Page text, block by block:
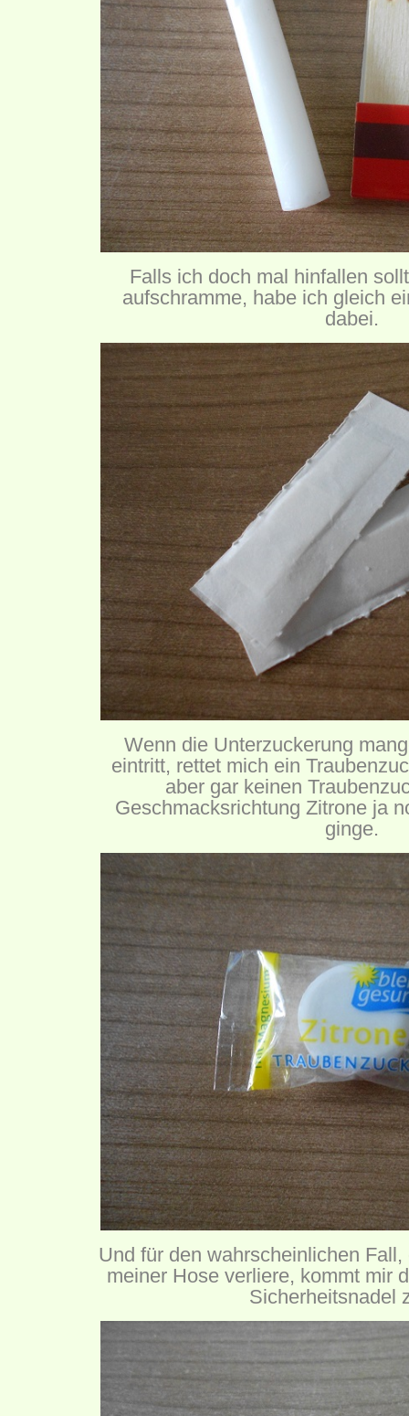
Falls ich doch mal hinfallen
aufschramme, habe ich gleich
dabei.
Wenn die Unterzuckerung
eintritt, rettet mich ein
aber gar keinen
Geschmacksrichtung Zitrone ja
ginge.
Und für den wahrscheinlichen
meiner Hose verliere, kommt mir
Sicherheitsnadel